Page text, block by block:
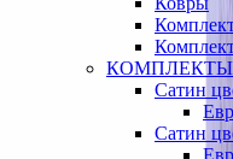
КОМПЛЕКТЫ
Сатин
Сатин